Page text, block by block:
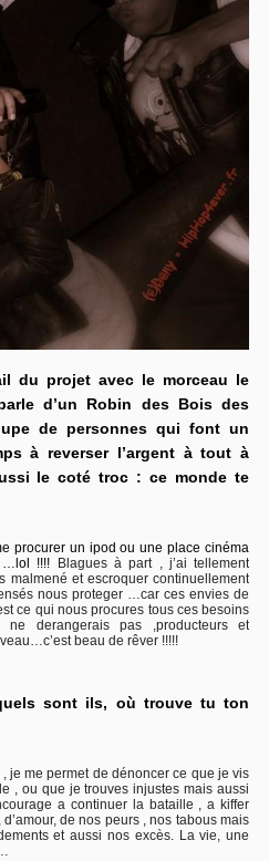
du projet avec le morceau le
d’un Robin des Bois des
de personnes qui font un
à reverser l’argent à tout à
le coté troc : ce monde te
procurer un ipod ou une place cinéma
…lol !!!! Blagues à part , j’ai tellement
malmené et escroquer continuellement
nous proteger …car ces envies de
ce qui nous procures tous ces besoins
derangerais pas ,producteurs et
beau de rêver !!!!!
sont ils, où trouve tu ton
je me permet de dénoncer ce que je vis
, ou que je trouves injustes mais aussi
a continuer la bataille , a kiffer
de nos peurs , nos tabous mais
et aussi nos excès. La vie, une